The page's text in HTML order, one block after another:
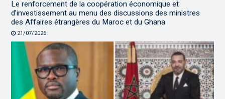
Le renforcement de la coopération économique et
d’investissement au menu des discussions des ministres
des Affaires étrangères du Maroc et du Ghana
21/07/2026